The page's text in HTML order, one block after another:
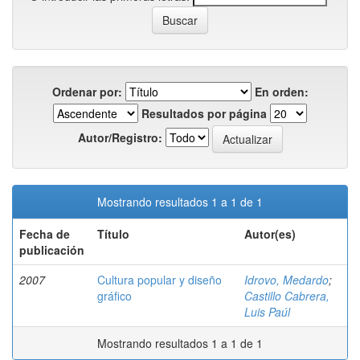
Ordenar por:
En orden:
Resultados por página
Autor/Registro:
Mostrando resultados 1 a 1 de 1
Fecha de
publicación
Título Autor(es)
2007
Cultura popular y diseño
gráfico
Idrovo, Medardo;
Castillo Cabrera,
Luis Paúl
Mostrando resultados 1 a 1 de 1